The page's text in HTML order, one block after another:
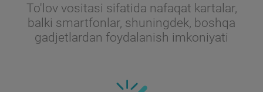
To'lov vositasi sifatida nafaqat kartalar,
balki smartfonlar, shuningdek, boshqa
gadjetlardan foydalanish imkoniyati